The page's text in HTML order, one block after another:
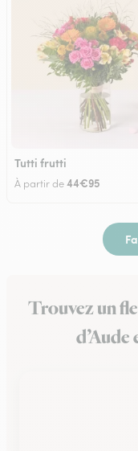
Tutti frutti
À partir de44€95
Trouvez un
d’Aude